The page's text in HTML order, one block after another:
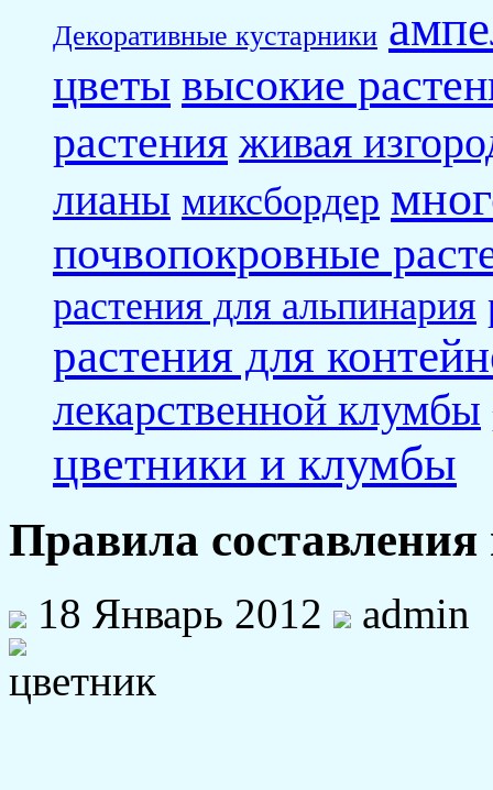
Декоративные кустарники
цветы высокие
растения живая
лианы миксбордер
почвопокровные
растения для альпинария
растения для
лекарственной клумбы
цветники и клумбы
Правила составления
18 Январь 2012 admin